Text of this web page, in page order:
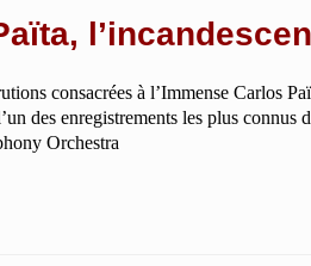
consacrées à l’Immense Carlos
des enregistrements les plus connus
Orchestra